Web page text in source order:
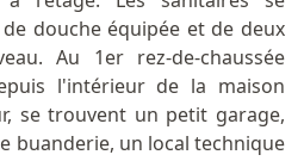
douche équipée et de deux
Au 1er rez-de-chaussée
l'intérieur de la maison
se trouvent un petit garage,
buanderie, un local technique